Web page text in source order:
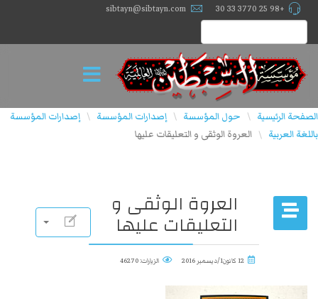
+98 25 3770 33 30
sibtayn@sibtayn.com
الصفحة الرئيسية \ حول المؤسسة \ إصدارات المؤسسة \ إصدارات المؤسسة
باللغة العربية \ العروة الوثقى و التعليقات عليها
العروة الوثقى و
التعليقات عليها
12 كانون1/ديسمبر 2016 الزيارات: 46270